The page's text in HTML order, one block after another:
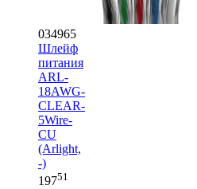
034965
Шлейф
питания
ARL-
18AWG-
CLEAR-
5Wire-
CU
(Arlight,
-)
19751